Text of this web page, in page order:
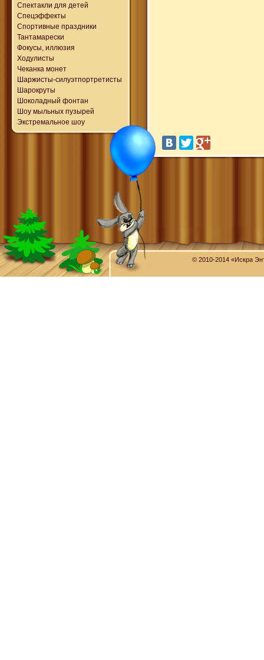
Спектакли для детей
Спецэффекты
Спортивные праздники
Тантамарески
Фокусы, иллюзия
Ходулисты
Чеканка монет
Шаржисты-силуэтпортретисты
Шарокруты
Шоколадный фонтан
Шоу мыльных пузырей
Экстремальное шоу
© 2010-2014 «Искра